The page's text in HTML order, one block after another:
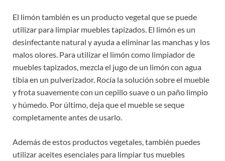
El limón también es un producto vegetal que se puede
utilizar para limpiar muebles tapizados. El limón es un
desinfectante natural y ayuda a eliminar las manchas y los
malos olores. Para utilizar el limón como limpiador de
muebles tapizados, mezcla el jugo de un limón con agua
tibia en un pulverizador. Rocía la solución sobre el mueble
y frota suavemente con un cepillo suave o un paño limpio
y húmedo. Por último, deja que el mueble se seque
completamente antes de usarlo.
Además de estos productos vegetales, también puedes
utilizar aceites esenciales para limpiar tus muebles